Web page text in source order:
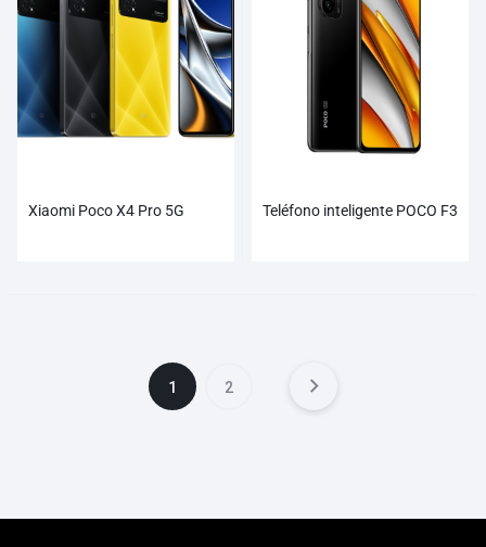
Xiaomi Poco X4 Pro 5G Teléfono inteligente POCO F3
1 2